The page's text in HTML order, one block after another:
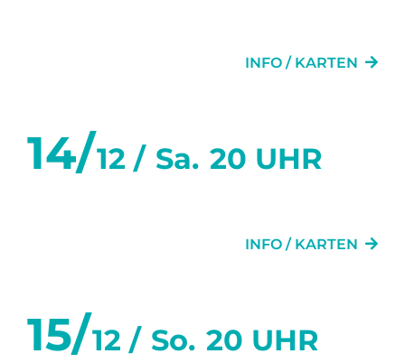
INFO / KARTEN
14/12 / Sa. 20 UHR
INFO / KARTEN
15/12 / So. 20 UHR